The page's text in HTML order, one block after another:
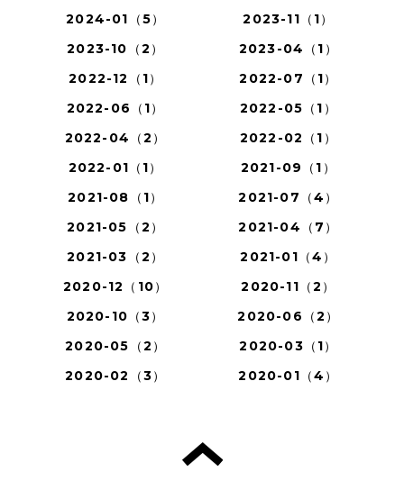
2024-01（5）
2023-11（1）
2023-10（2）
2023-04（1）
2022-12（1）
2022-07（1）
2022-06（1）
2022-05（1）
2022-04（2）
2022-02（1）
2022-01（1）
2021-09（1）
2021-08（1）
2021-07（4）
2021-05（2）
2021-04（7）
2021-03（2）
2021-01（4）
2020-12（10）
2020-11（2）
2020-10（3）
2020-06（2）
2020-05（2）
2020-03（1）
2020-02（3）
2020-01（4）